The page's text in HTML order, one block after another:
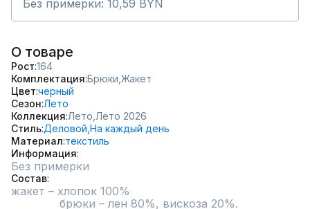
Без примерки: 10,59 BYN
О товаре
Рост 164
Комплектация Брюки, Жакет
Цвет черный
Сезон Лето
Коллекция Лето, Лето 2026
Стиль Деловой, На каждый день
Материал текстиль
Информация
Без примерки
Состав
жакет – хлопок 100%